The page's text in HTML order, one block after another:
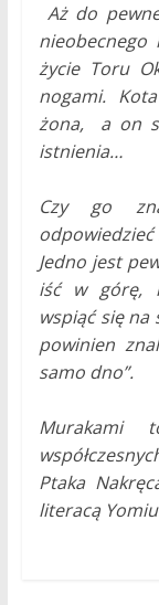
Aż do
życie Toru
nogami.
żona, a on
istnienia…
Czy go
Jedno jest
iść w górę,
wspiąć się na
powinien
samo dno”.
Murakami
Ptaka
literacą